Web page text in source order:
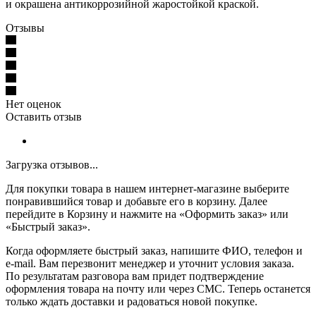
и окрашена антикоррозийной жаростойкой краской.
Отзывы
Нет оценок
Оставить отзыв
Загрузка отзывов...
Для покупки товара в нашем интернет-магазине выберите
понравившийся товар и добавьте его в корзину. Далее
перейдите в Корзину и нажмите на «Оформить заказ» или
«Быстрый заказ».
Когда оформляете быстрый заказ, напишите ФИО, телефон и
e-mail. Вам перезвонит менеджер и уточнит условия заказа.
По результатам разговора вам придет подтверждение
оформления товара на почту или через СМС. Теперь останется
только ждать доставки и радоваться новой покупке.